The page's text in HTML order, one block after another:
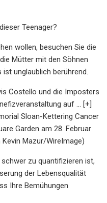
Teenager?
wollen, besuchen Sie die
Mütter mit den Söhnen
unglaublich berührend.
Costello und die Imposters
auf ... [+]
Sloan-Kettering Cancer
Garden am 28. Februar
Mazur/WireImage)
zu quantifizieren ist,
der Lebensqualität
Ihre Bemühungen